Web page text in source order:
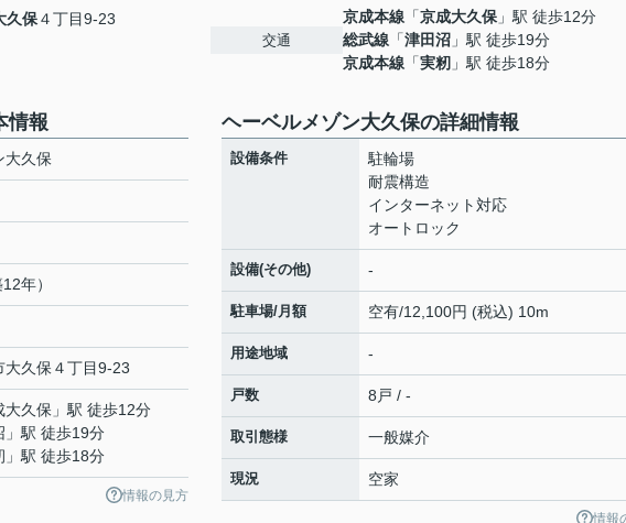
久保４丁目9-23
交通
京成本線 「京成大久保 」駅 徒歩12分
総武線 「津田沼 」駅 徒歩19分
京成本線 「実籾 」駅 徒歩18分
情報
大久保
年）
大久保 ４丁目9-23
大久保 」駅 徒歩12分
」駅 徒歩19分
」駅 徒歩18分
情報の見方
ヘーベルメゾン大久保の詳細情報
設備条件
駐輪場
耐震構造
インターネット対応
オートロック
設備(その他) -
駐車場/月額 空有/12,100円 (税込) 10m
用途地域 -
戸数 8戸 / -
取引態様 一般媒介
現況 空家
情報